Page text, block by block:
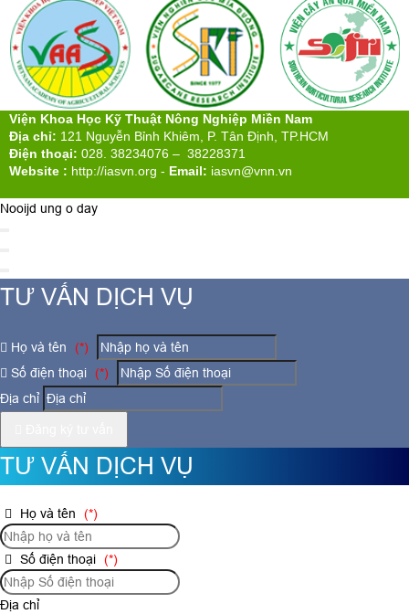
Viện Khoa Học Kỹ Thuật Nông Nghiệp Miền Nam
Địa chỉ: 121 Nguyễn Bỉnh Khiêm, P. Tân Định, TP.HCM
Điện thoại: 028. 38234076 – 38228371
Website : http://iasvn.org - Email: iasvn@vnn.vn
Nooijd ung o day
TƯ VẤN DỊCH VỤ
Họ và tên
(*)
Số điện thoại
(*)
Địa chỉ
TƯ VẤN DỊCH VỤ
Họ và tên (*)
Số điện thoại (*)
Địa chỉ